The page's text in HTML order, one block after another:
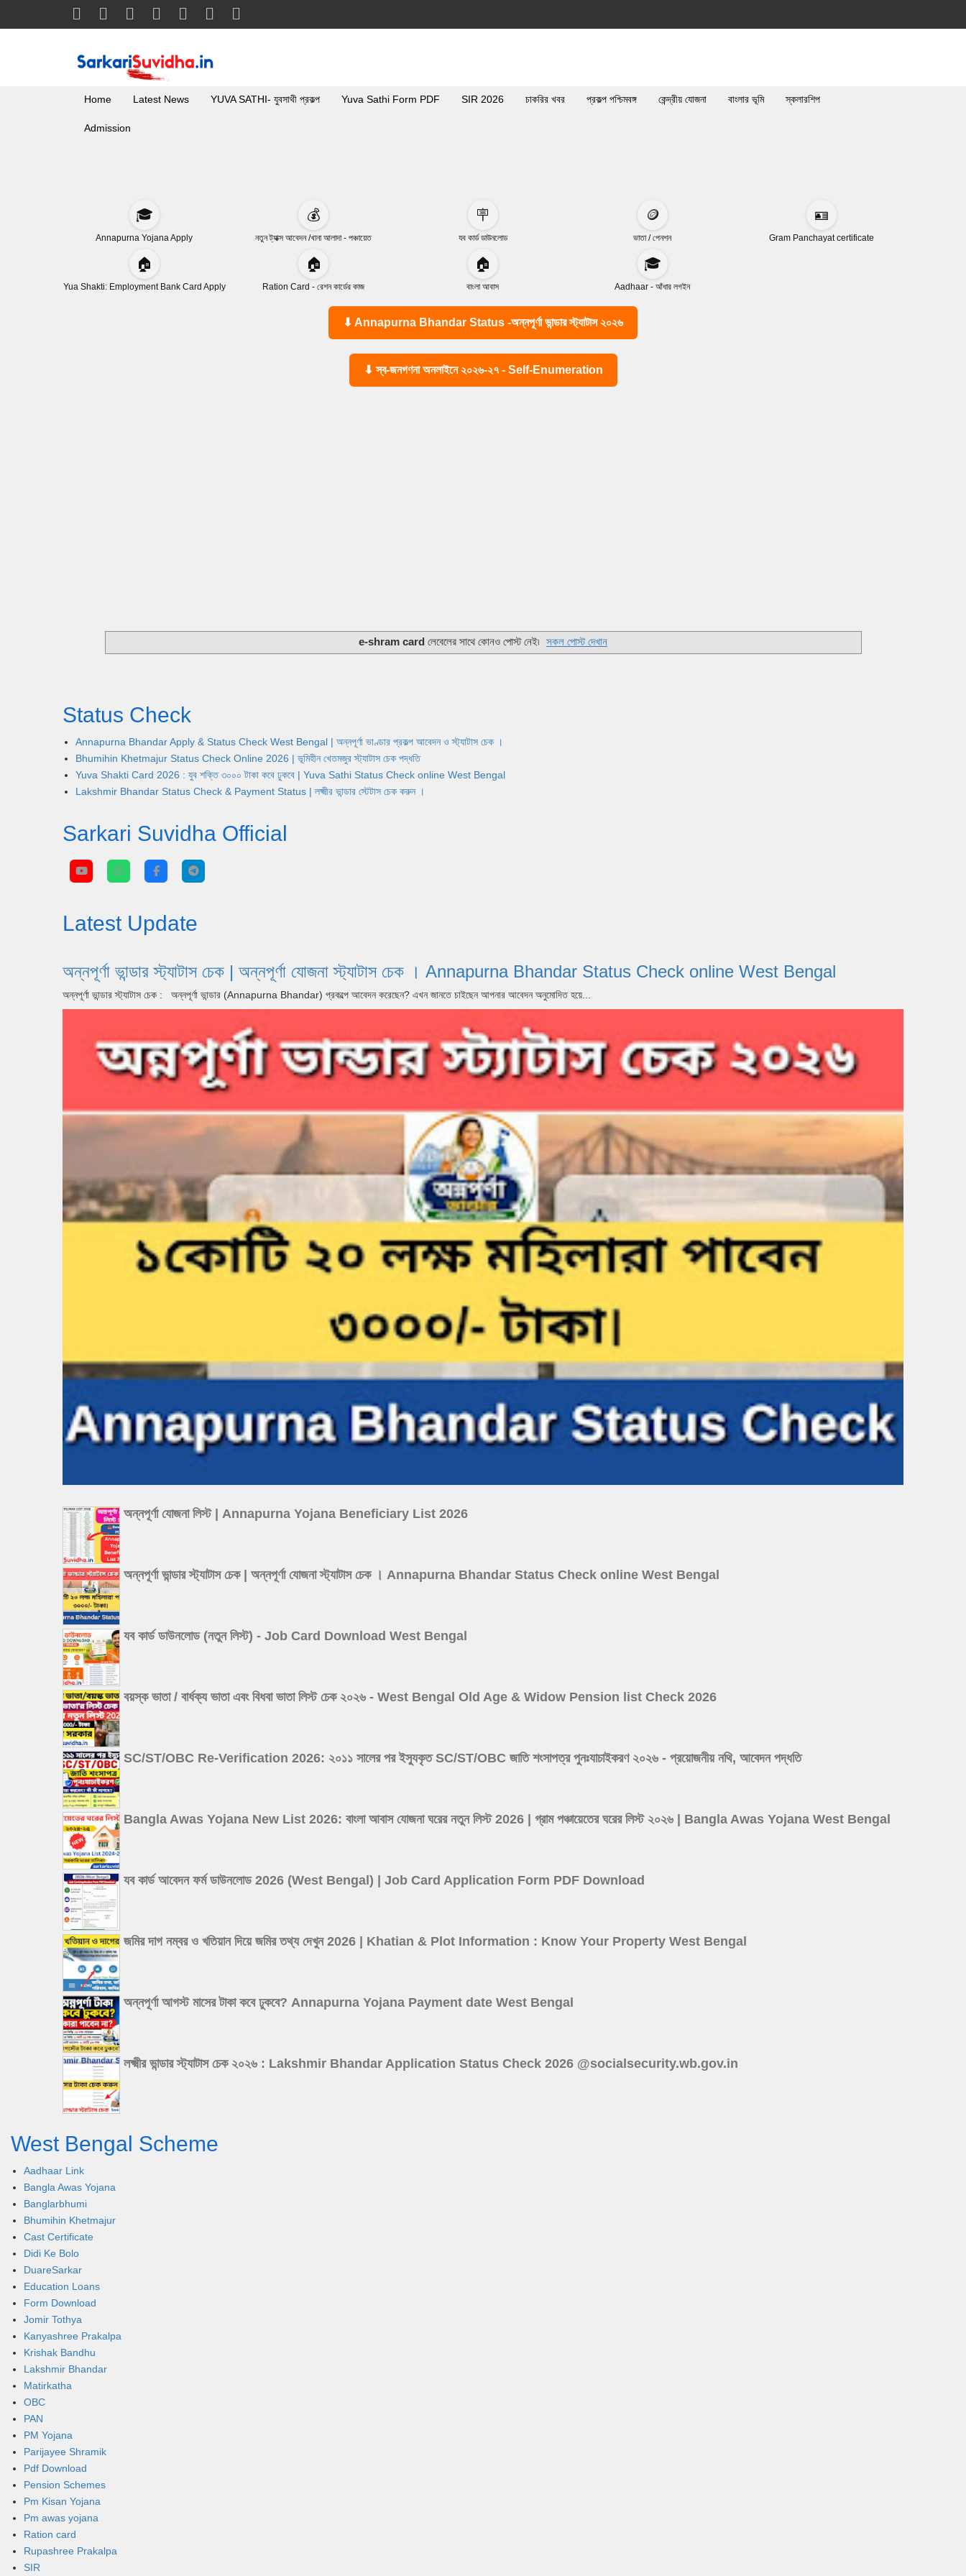
Home Latest News YUVA SATHI- যুবসাথী প্রকল্প Yuva Sathi Form PDF SIR 2026 চাকরির খবর প্রকল্প পশ্চিমবঙ্গ কেন্দ্রীয় যোজনা বাংলার ভূমি স্কলারশিপ
Admission
🎓
Annapurna Yojana Apply
💰
নতুন ট্যাক্স আবেদন /খানা আলাদা - পঞ্চায়েত
🪧
যব কার্ড ডাউনলোড
🪙
ভাতা / পেনশন
🪪
Gram Panchayat certificate
🏠
Yua Shakti: Employment Bank Card Apply
🏠
Ration Card - রেশন কার্ডের কাজ
🏠
বাংলা আবাস
🎓
Aadhaar - আঁধার লগইন
⬇ Annapurna Bhandar Status -অন্নপূর্ণা ভান্ডার স্ট্যাটাস ২০২৬
⬇ স্ব-জনগণনা অনলাইনে ২০২৬-২৭ - Self-Enumeration
e-shram card লেবেলের সাথে কোনও পোস্ট নেই৷ সকল পোস্ট দেখান
Status Check
Annapurna Bhandar Apply & Status Check West Bengal | অন্নপূর্ণা ভাণ্ডার প্রকল্প আবেদন ও স্ট্যাটাস চেক ।
Bhumihin Khetmajur Status Check Online 2026 | ভূমিহীন খেতমজুর স্ট্যাটাস চেক পদ্ধতি
Yuva Shakti Card 2026 : যুব শক্তি ৩০০০ টাকা কবে ঢুকবে | Yuva Sathi Status Check online West Bengal
Lakshmir Bhandar Status Check & Payment Status | লক্ষ্মীর ভান্ডার স্টেটাস চেক করুন ।
Sarkari Suvidha Official
Latest Update
অন্নপূর্ণা ভান্ডার স্ট্যাটাস চেক | অন্নপূর্ণা যোজনা স্ট্যাটাস চেক । Annapurna Bhandar Status Check online West Bengal
অন্নপূর্ণা ভান্ডার স্ট্যাটাস চেক : অন্নপূর্ণা ভান্ডার (Annapurna Bhandar) প্রকল্পে আবেদন করেছেন? এখন জানতে চাইছেন আপনার আবেদন অনুমোদিত হয়ে...
অন্নপূর্ণা যোজনা লিস্ট | Annapurna Yojana Beneficiary List 2026
অন্নপূর্ণা ভান্ডার স্ট্যাটাস চেক | অন্নপূর্ণা যোজনা স্ট্যাটাস চেক । Annapurna Bhandar Status Check online West Bengal
যব কার্ড ডাউনলোড (নতুন লিস্ট) - Job Card Download West Bengal
বয়স্ক ভাতা / বার্ধক্য ভাতা এবং বিধবা ভাতা লিস্ট চেক ২০২৬ - West Bengal Old Age & Widow Pension list Check 2026
SC/ST/OBC Re-Verification 2026: ২০১১ সালের পর ইস্যুকৃত SC/ST/OBC জাতি শংসাপত্র পুনঃযাচাইকরণ ২০২৬ - প্রয়োজনীয় নথি, আবেদন পদ্ধতি
Bangla Awas Yojana New List 2026: বাংলা আবাস যোজনা ঘরের নতুন লিস্ট 2026 | গ্রাম পঞ্চায়েতের ঘরের লিস্ট ২০২৬ | Bangla Awas Yojana West Bengal
যব কার্ড আবেদন ফর্ম ডাউনলোড 2026 (West Bengal) | Job Card Application Form PDF Download
জমির দাগ নম্বর ও খতিয়ান দিয়ে জমির তথ্য দেখুন 2026 | Khatian & Plot Information : Know Your Property West Bengal
অন্নপূর্ণা আগস্ট মাসের টাকা কবে ঢুকবে? Annapurna Yojana Payment date West Bengal
লক্ষ্মীর ভান্ডার স্ট্যাটাস চেক ২০২৬ : Lakshmir Bhandar Application Status Check 2026 @socialsecurity.wb.gov.in
West Bengal Scheme
Aadhaar Link
Bangla Awas Yojana
Banglarbhumi
Bhumihin Khetmajur
Cast Certificate
Didi Ke Bolo
DuareSarkar
Education Loans
Form Download
Jomir Tothya
Kanyashree Prakalpa
Krishak Bandhu
Lakshmir Bhandar
Matirkatha
OBC
PAN
PM Yojana
Parijayee Shramik
Pdf Download
Pension Schemes
Pm Kisan Yojana
Pm awas yojana
Ration card
Rupashree Prakalpa
SIR